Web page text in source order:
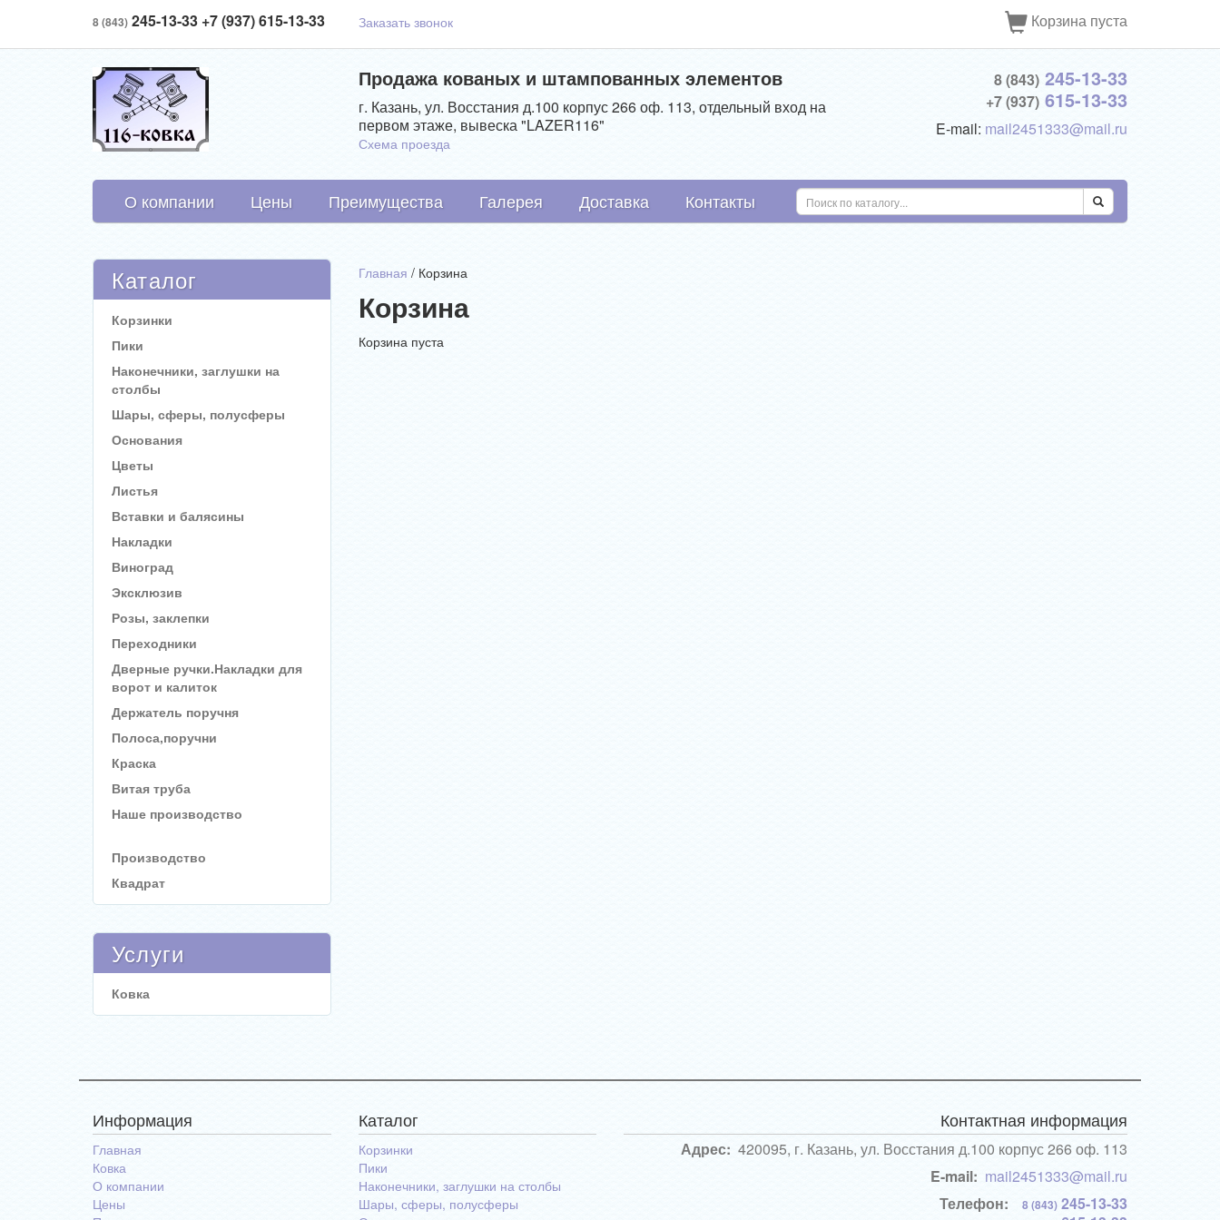
8 (843) 245-13-33 +7 (937) 615-13-33 Заказать звонок Корзина пуста
Продажа кованых и штампованных элементов
г. Казань, ул. Восстания д.100 корпус 266 оф. 113, отдельный вход на
первом этаже, вывеска "LAZER116"
Схема проезда
8 (843) 245-13-33
+7 (937) 615-13-33
E-mail: mail2451333@mail.ru
О компании Цены Преимущества Галерея Доставка Контакты
Каталог
Корзинки
Пики
Наконечники, заглушки на
столбы
Шары, сферы, полусферы
Основания
Цветы
Листья
Вставки и балясины
Накладки
Виноград
Эксклюзив
Розы, заклепки
Переходники
Дверные ручки.Накладки для
ворот и калиток
Держатель поручня
Полоса,поручни
Краска
Витая труба
Наше производство
Производство
Квадрат
Услуги
Ковка
Главная / Корзина
Корзина
Корзина пуста
Информация
Главная
Ковка
О компании
Цены
Каталог
Корзинки
Пики
Наконечники, заглушки на столбы
Шары, сферы, полусферы
Контактная информация
Адрес: 420095, г. Казань, ул. Восстания д.100 корпус 266 оф. 113
E-mail: mail2451333@mail.ru
Телефон:
8 (843) 245-13-33